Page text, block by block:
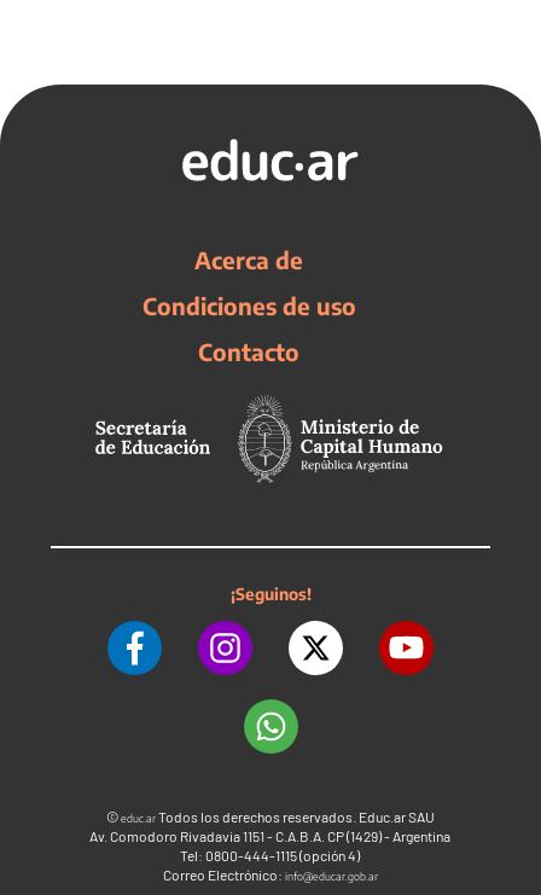
Acerca de
Condiciones de uso
Contacto
¡Seguinos!
©educ.arTodos los derechos reservados. Educ.ar SAU
Av. Comodoro Rivadavia 1151 - C.A.B.A. CP (1429) - Argentina
Tel: 0800-444-1115 (opción 4)
Correo Electrónico: info@educar.gob.ar